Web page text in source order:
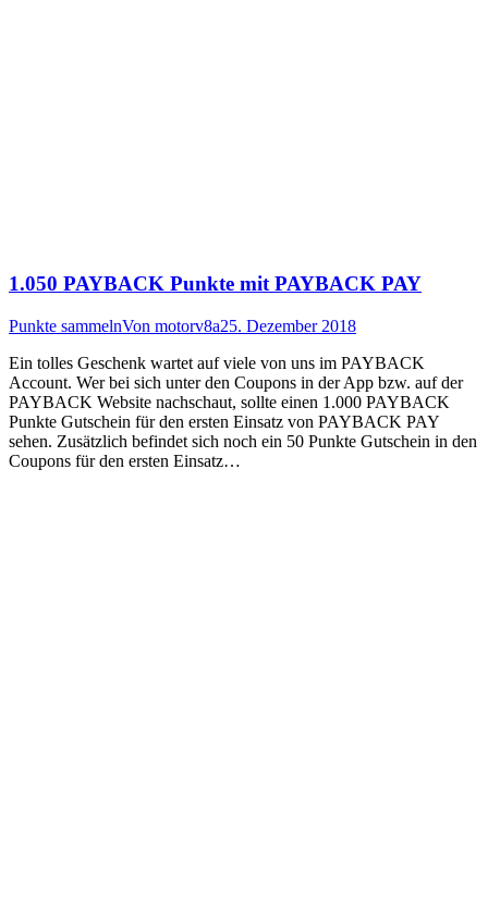
1.050 PAYBACK Punkte mit PAYBACK PAY
Punkte sammelnVon motorv8a25. Dezember 2018
Ein tolles Geschenk wartet auf viele von uns im PAYBACK
Account. Wer bei sich unter den Coupons in der App bzw. auf der
PAYBACK Website nachschaut, sollte einen 1.000 PAYBACK
Punkte Gutschein für den ersten Einsatz von PAYBACK PAY
sehen. Zusätzlich befindet sich noch ein 50 Punkte Gutschein in den
Coupons für den ersten Einsatz…